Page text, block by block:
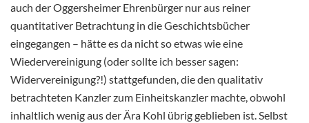
auch der Oggersheimer Ehrenbürger nur aus reiner
quantitativer Betrachtung in die Geschichtsbücher
eingegangen – hätte es da nicht so etwas wie eine
Wiedervereinigung (oder sollte ich besser sagen:
Widervereinigung?!) stattgefunden, die den qualitativ
betrachteten Kanzler zum Einheitskanzler machte, obwohl
inhaltlich wenig aus der Ära Kohl übrig geblieben ist. Selbst